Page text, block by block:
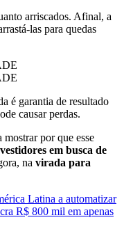
arriscados. Afinal, a
las para quedas
é garantia de resultado
causar perdas.
por que esse
em busca de
na virada para
Latina a automatizar
R$ 800 mil em apenas